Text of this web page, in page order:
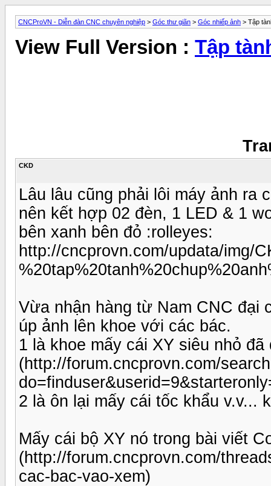
CNCProVN - Diễn đàn CNC chuyên nghiệp > Góc thư giãn > Góc nhiếp ảnh > Tập
View Full Version : Tập
CKD
Lâu lâu cũng phải lôi máy ảnh ra
nên kết hợp 02 đèn, 1 LED & 1
bên xanh bên đỏ :rolleyes:
http://cncprovn.com/updata/img/
Vừa nhận hàng từ Nam CNC đại
úp ảnh lên khoe với các bác.
1 là khoe mấy cái XY siêu nhỏ
(http://forum.cncprovn.com/
2 là ôn lại mấy cái tốc khẩu v.v...
Mấy cái bộ XY nó trong bài viết
(http://forum.cncprovn.com/
cac-bac-vao-xem)